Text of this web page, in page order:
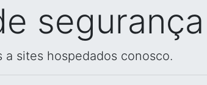
segurança
sites hospedados conosco.